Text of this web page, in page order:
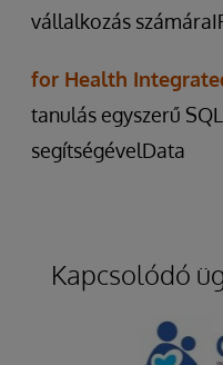
vállalkozás
for Health
tanulás egyszerű
segítségévelData
Kapcsolódó